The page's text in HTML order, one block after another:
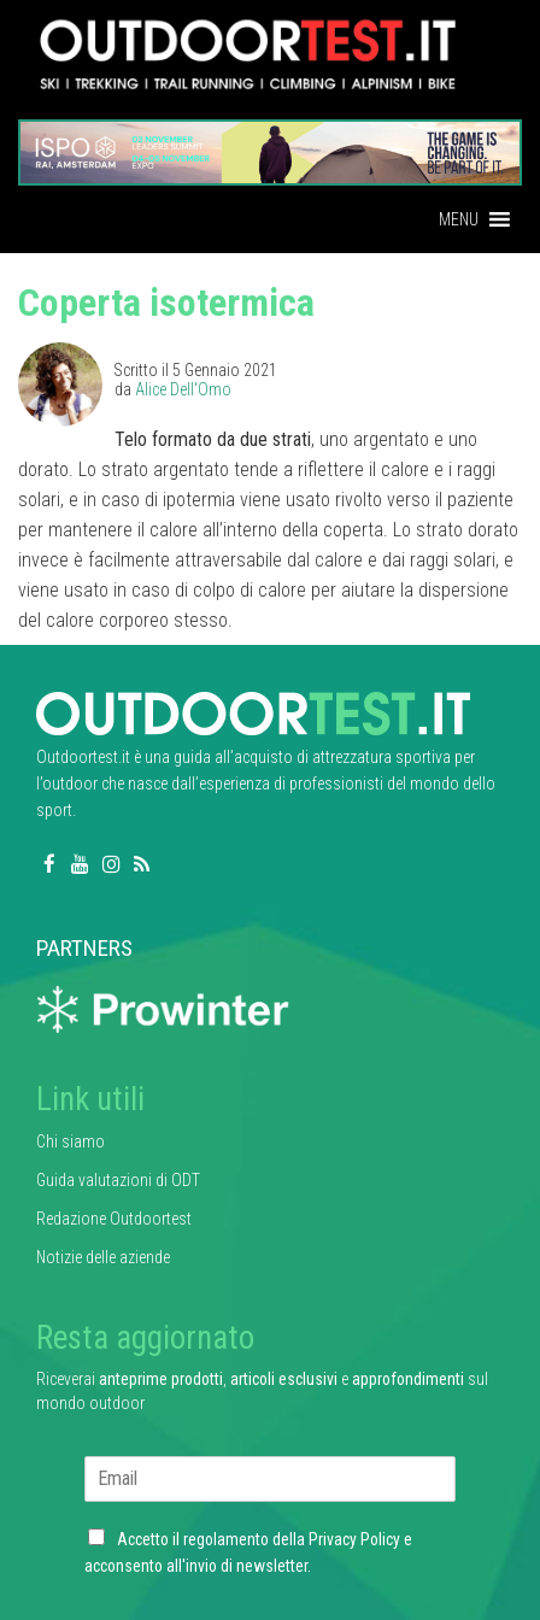
MENU
Coperta isotermica
Scritto il 5 Gennaio 2021
da Alice Dell'Omo
Telo formato da due strati, uno argentato e uno
dorato. Lo strato argentato tende a riflettere il calore e i raggi
solari, e in caso di ipotermia viene usato rivolto verso il paziente
per mantenere il calore all’interno della coperta. Lo strato dorato
invece è facilmente attraversabile dal calore e dai raggi solari, e
viene usato in caso di colpo di calore per aiutare la dispersione
del calore corporeo stesso.
Outdoortest.it è una guida all’acquisto di attrezzatura sportiva per
l’outdoor che nasce dall’esperienza di professionisti del mondo dello
sport.
PARTNERS
Link utili
Chi siamo
Guida valutazioni di ODT
Redazione Outdoortest
Notizie delle aziende
Resta aggiornato
Riceverai anteprime prodotti articoli esclusivi eapprofondimenti sul
mondo outdoor
l
C
h
Accetto il regolamento della Privacy Policye
acconsento all'invio di newsletter.